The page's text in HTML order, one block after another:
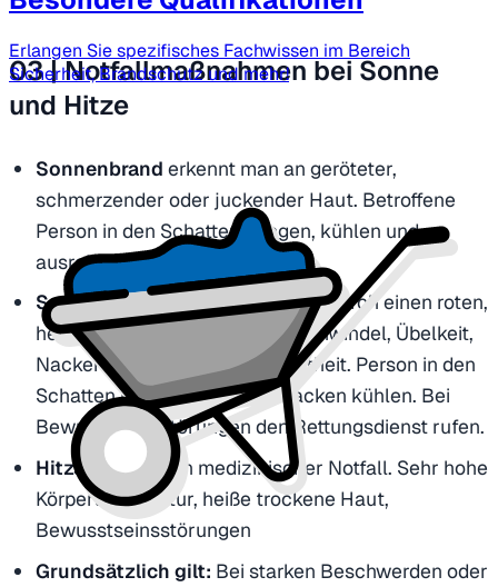
03 | Notfallmaßnahmen bei Sonne
und Hitze
Sonnenbrand erkennt man an geröteter,
schmerzender oder juckender Haut. Betroffene
Person in den Schatten bringen, kühlen und
ausreichend zu trinken geben
Sonnenstichäußert sich häufig durch einen roten,
heißen Kopf, Kopfschmerzen, Schwindel, Übelkeit,
Nackensteifigkeit oder Verwirrtheit. Person in den
Schatten bringen, Kopf und Nacken kühlen. Bei
Bewusstseinsstörungen den Rettungsdienst rufen.
Hitzschlagist ein medizinischer Notfall. Sehr hohe
Körpertemperatur, heiße trockene Haut,
Bewusstseinsstörungen
Grundsätzlich gilt: Bei starken Beschwerden oder
Erlangen Sie spezifisches Fachwissen im Bereich
Sicherheit, Brandschutz und mehr!